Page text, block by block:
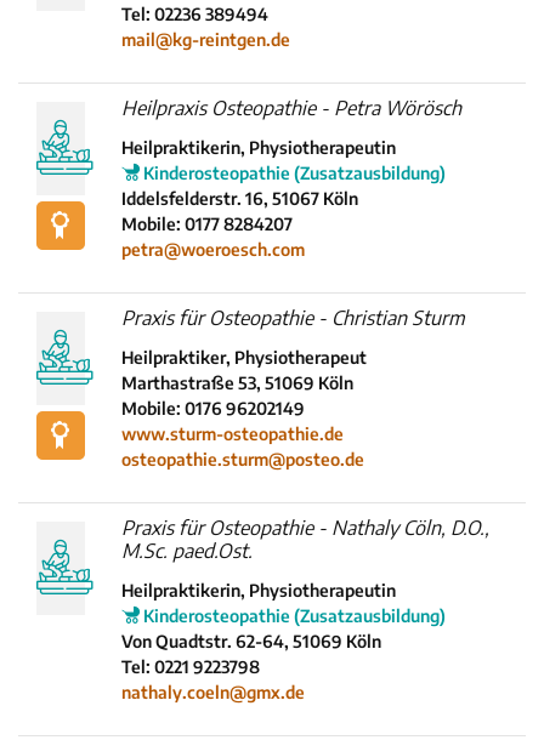
Tel: 02236 389494
mail@kg-reintgen.de
Heilpraxis Osteopathie - Petra Wörösch
Heilpraktikerin, Physiotherapeutin
Kinderosteopathie (Zusatzausbildung)
Iddelsfelderstr. 16, 51067 Köln
Mobile: 0177 8284207
petra@woeroesch.com
Praxis für Osteopathie - Christian Sturm
Heilpraktiker, Physiotherapeut
Marthastraße 53, 51069 Köln
Mobile: 0176 96202149
www.sturm-osteopathie.de
osteopathie.sturm@posteo.de
Praxis für Osteopathie - Nathaly Cöln, D.O.,
M.Sc. paed.Ost.
Heilpraktikerin, Physiotherapeutin
Kinderosteopathie (Zusatzausbildung)
Von Quadtstr. 62-64, 51069 Köln
Tel: 0221 9223798
nathaly.coeln@gmx.de